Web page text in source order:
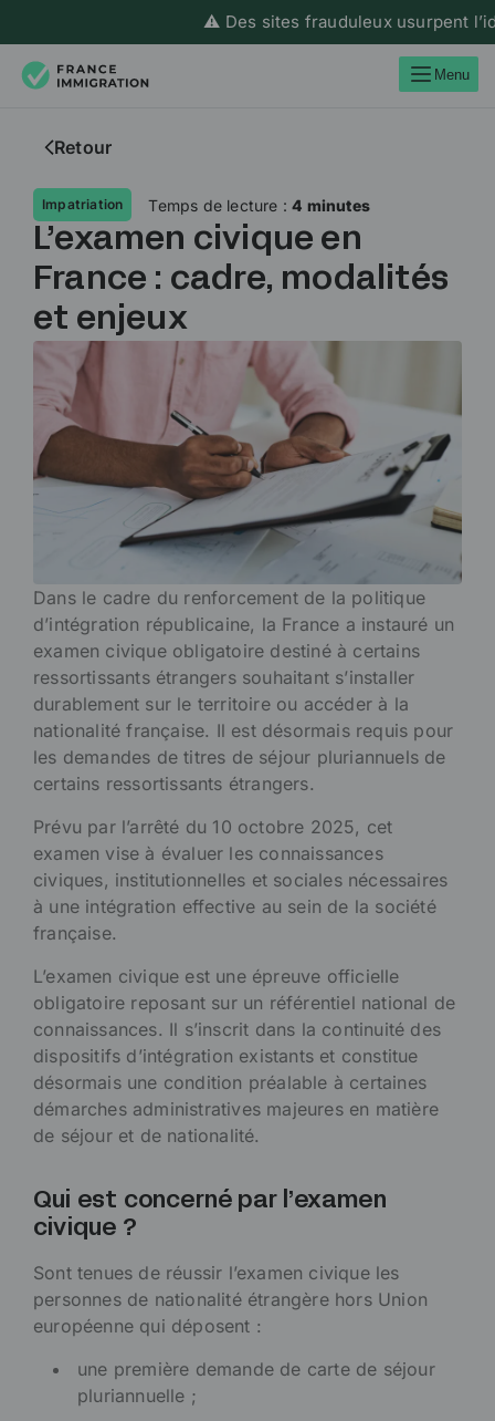
⚠️ Des sites frauduleux usurpent
Menu
Retour
Impatriation Temps de lecture :4 minutes
L’examen civique en
France : cadre, modalités
et enjeux
Dans le cadre du renforcement de la politique
d’intégration républicaine, la France a instauré un
examen civique obligatoire destiné à certains
ressortissants étrangers souhaitant s’installer
durablement sur le territoire ou accéder à la
nationalité française. Il est désormais requis pour
les demandes de titres de séjour pluriannuels de
certains ressortissants étrangers.
Prévu par l’arrêté du 10 octobre 2025, cet
examen vise à évaluer les connaissances
civiques, institutionnelles et sociales nécessaires
à une intégration effective au sein de la société
française.
L’examen civique est une épreuve officielle
obligatoire reposant sur un référentiel national de
connaissances. Il s’inscrit dans la continuité des
dispositifs d’intégration existants et constitue
désormais une condition préalable à certaines
démarches administratives majeures en matière
de séjour et de nationalité.
Qui est concerné par l’examen
civique ?
Sont tenues de réussir l’examen civique les
personnes de nationalité étrangère hors Union
européenne qui déposent :
une première demande de carte de séjour
pluriannuelle ;